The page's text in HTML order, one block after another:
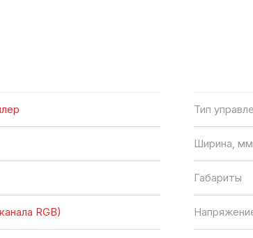
Тип
Ширина, мм
Габариты
RGB)